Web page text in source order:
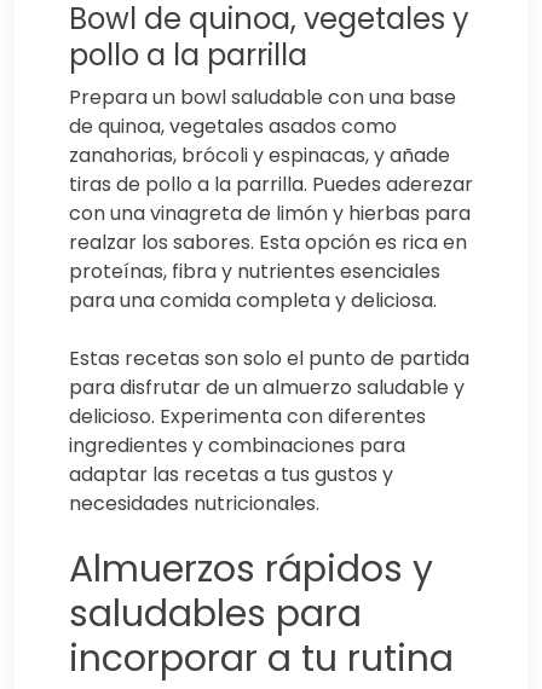
Bowl de quinoa, vegetales y
pollo a la parrilla
Prepara un bowl saludable con una base
de quinoa, vegetales asados como
zanahorias, brócoli y espinacas, y añade
tiras de pollo a la parrilla. Puedes aderezar
con una vinagreta de limón y hierbas para
realzar los sabores. Esta opción es rica en
proteínas, fibra y nutrientes esenciales
para una comida completa y deliciosa.
Estas recetas son solo el punto de partida
para disfrutar de un almuerzo saludable y
delicioso. Experimenta con diferentes
ingredientes y combinaciones para
adaptar las recetas a tus gustos y
necesidades nutricionales.
Almuerzos rápidos y
saludables para
incorporar a tu rutina